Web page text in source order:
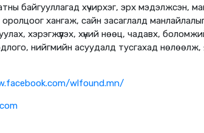
байгууллагад хүчирхэг, эрх мэдэлжсэн,
оролцоог хангаж, сайн засаглалд
хэрэгжүүлэх, хүний нөөц, чадавх,
нийгмийн асуудалд тусгахад
wlfound.mn/